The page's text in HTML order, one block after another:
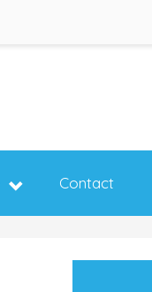
Contact